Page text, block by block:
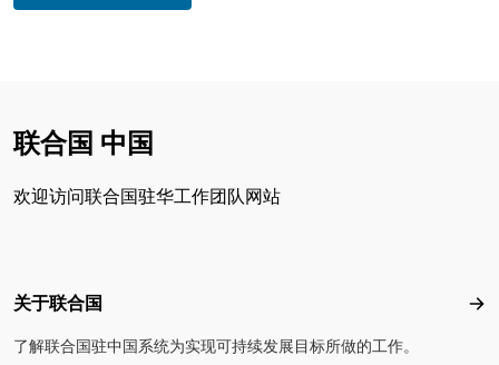
联合国 中国
欢迎访问联合国驻华工作团队网站
Footer menu
关于联合国 关
了解联合国驻中国系统为实现可持续发展目标所做的工作。